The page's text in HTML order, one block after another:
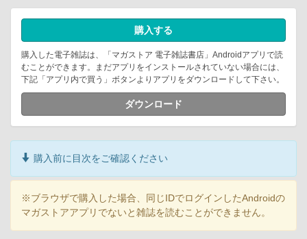
購入する
購入した電子雑誌は、「マガストア 電子雑誌書店」Androidアプリで読
むことができます。まだアプリをインストールされていない場合には、
下記「アプリ内で買う」ボタンよりアプリをダウンロードして下さい。
ダウンロード
購入前に目次をご確認ください
※ブラウザで購入した場合、同じIDでログインしたAndroidの
マガストアアプリでないと雑誌を読むことができません。